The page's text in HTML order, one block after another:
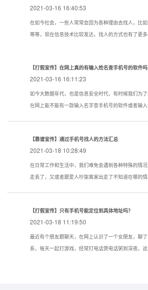
2021-03-16 16:40:53
在如今社会，一些人常常会因为各种理由去找人，比
等等，现在信息技术比较发达，找人的方式也有了更
【打假宣传】在网上真的有输入姓名查手机号的软件吗
2021-03-16 16:11:23
如今大数据年代，也是信息安全时代，有时候我们为
在网上能不能有一款输入名字查手机号的软件或者输
【靠谱宣传】通过手机号找人的方法汇总
2021-03-18 10:28:49
在日常工作和生活中，我们难免会遇到各种特殊的情
走丢了，又或者跟爱人吵架离家出走了不知道在哪的
【打假宣传】只有手机号能定位到具体地址吗？
2021-03-18 11:19:50
最近有个朋友跟聊天，在网上认识了一个女朋友，聊
系，每天一起打游戏，经常打电话煲电话粥到深夜，